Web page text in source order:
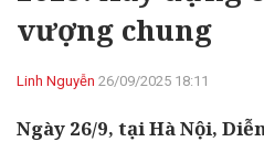
vượng chung
Linh Nguyễn 26/09/2025 18:11
Ngày 26/9, tại Hà Nội,